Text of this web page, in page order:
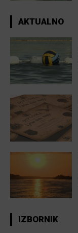
AKTUALNO
IZBORNIK